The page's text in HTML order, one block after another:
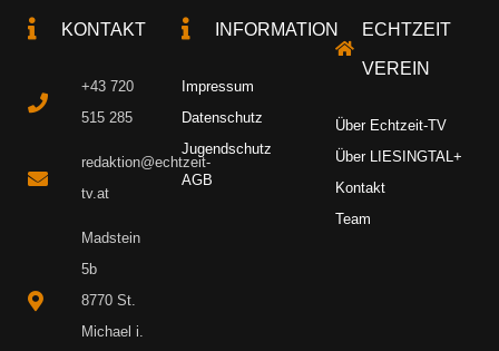
KONTAKT
+43 720
515 285
redaktion@echtzeit-
tv.at
Madstein
5b
8770 St.
Michael i.
INFORMATION
Impressum
Datenschutz
Jugendschutz
AGB
ECHTZEIT
VEREIN
Über Echtzeit-TV
Über LIESINGTAL+
Kontakt
Team